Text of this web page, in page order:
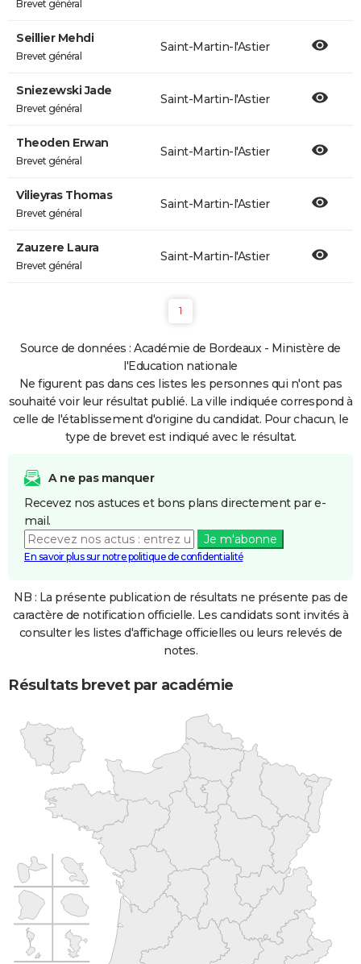
Brevet général
Seillier Mehdi
Brevet général
Saint-Martin-l'Astier
Sniezewski Jade
Brevet général
Saint-Martin-l'Astier
Theoden Erwan
Brevet général
Saint-Martin-l'Astier
Vilieyras Thomas
Brevet général
Saint-Martin-l'Astier
Zauzere Laura
Brevet général
Saint-Martin-l'Astier
1
Source de données : Académie de Bordeaux - Ministère de
l'Education nationale
Ne figurent pas dans ces listes les personnes qui n'ont pas
souhaité voir leur résultat publié. La ville indiquée correspond à
celle de l'établissement d'origine du candidat. Pour chacun, le
type de brevet est indiqué avec le résultat.
A ne pas manquer
Recevez nos astuces et bons plans directement par e-
mail.
Je m'abonne
En savoir plus sur notre politique de confidentialité
NB : La présente publication de résultats ne présente pas de
caractère de notification officielle. Les candidats sont invités à
consulter les listes d'affichage officielles ou leurs relevés de
notes.
Résultats brevet par académie